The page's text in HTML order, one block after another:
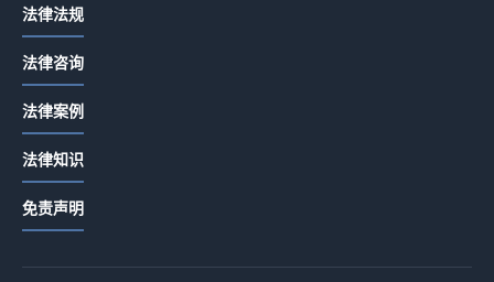
法律法规
法律咨询
法律案例
法律知识
免责声明